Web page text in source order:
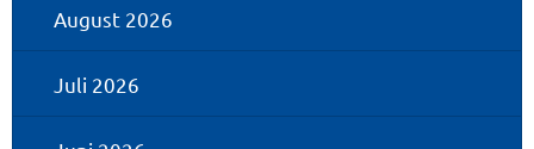
April
2026
August 2026
Juli 2026